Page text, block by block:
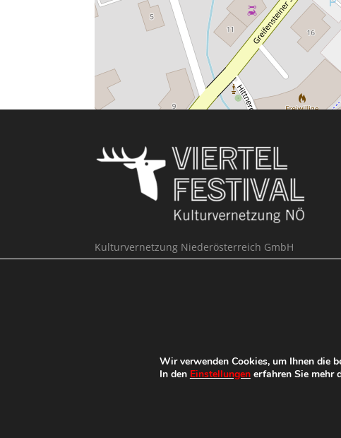
Kulturvernetzung Niederösterreich GmbH
Büro Viertelfestival
Wir verwenden Cookies, um Ihnen die
In den Einstellungenerfahren Sie mehr